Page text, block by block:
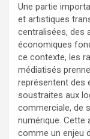
Une partie
et artistiques
centralisées, des
économiques
ce contexte, les
médiatisés
représentent des
soustraites aux
commerciale, de
numérique. Cette
comme un enjeu